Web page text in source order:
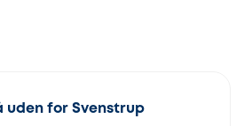
for Svenstrup